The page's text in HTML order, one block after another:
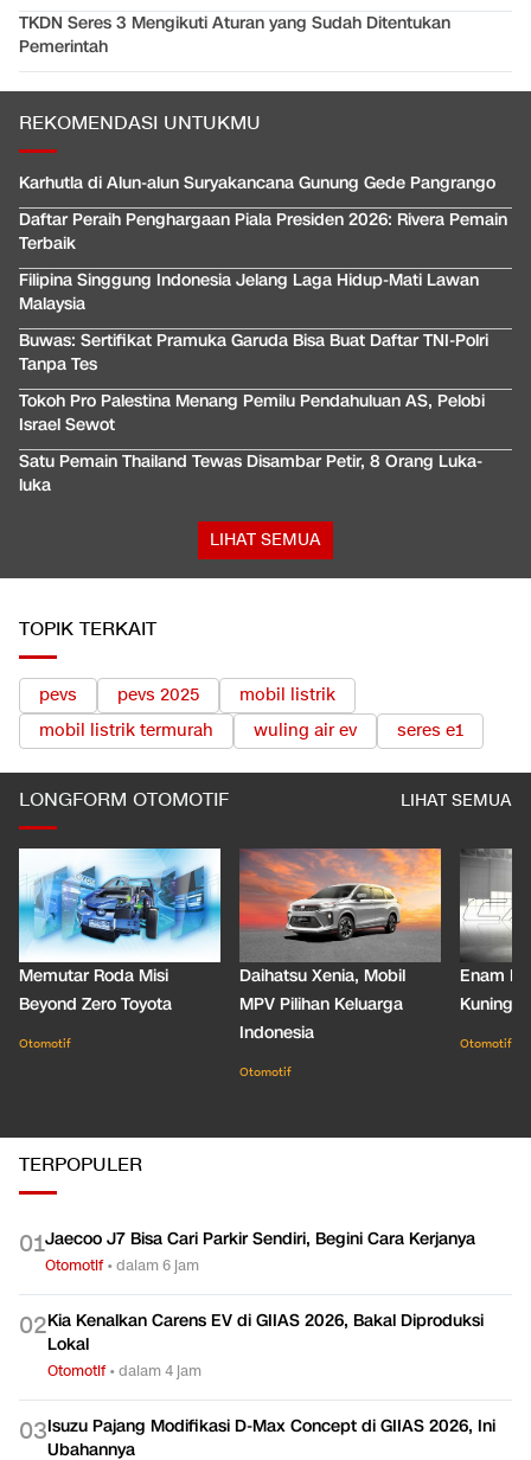
TKDN Seres 3 Mengikuti Aturan yang Sudah Ditentukan
Pemerintah
REKOMENDASI UNTUKMU
Karhutla di Alun-alun Suryakancana Gunung Gede Pangrango
Daftar Peraih Penghargaan Piala Presiden 2026: Rivera Pemain
Terbaik
Filipina Singgung Indonesia Jelang Laga Hidup-Mati Lawan
Malaysia
Buwas: Sertifikat Pramuka Garuda Bisa Buat Daftar TNI-Polri
Tanpa Tes
Tokoh Pro Palestina Menang Pemilu Pendahuluan AS, Pelobi
Israel Sewot
Satu Pemain Thailand Tewas Disambar Petir, 8 Orang Luka-
luka
LIHAT SEMUA
TOPIK TERKAIT
pevs pevs 2025
mobil listrik
mobil listrik termurah
wuling air ev seres e1
LONGFORM OTOMOTIF LIHAT SEMUA
Memutar Roda Misi
Beyond Zero Toyota
Otomotif
Daihatsu Xenia, Mobil
MPV Pilihan Keluarga
Indonesia
Otomotif
Enam
Kuning
Otomotif
TERPOPULER
01Jaecoo J7 Bisa Cari Parkir Sendiri, Begini Cara Kerjanya
Otomotif•dalam 6 jam
02Kia Kenalkan Carens EV di GIIAS 2026, Bakal Diproduksi
Lokal
Otomotif•dalam 4 jam
03Isuzu Pajang Modifikasi D-Max Concept di GIIAS 2026, Ini
Ubahannya